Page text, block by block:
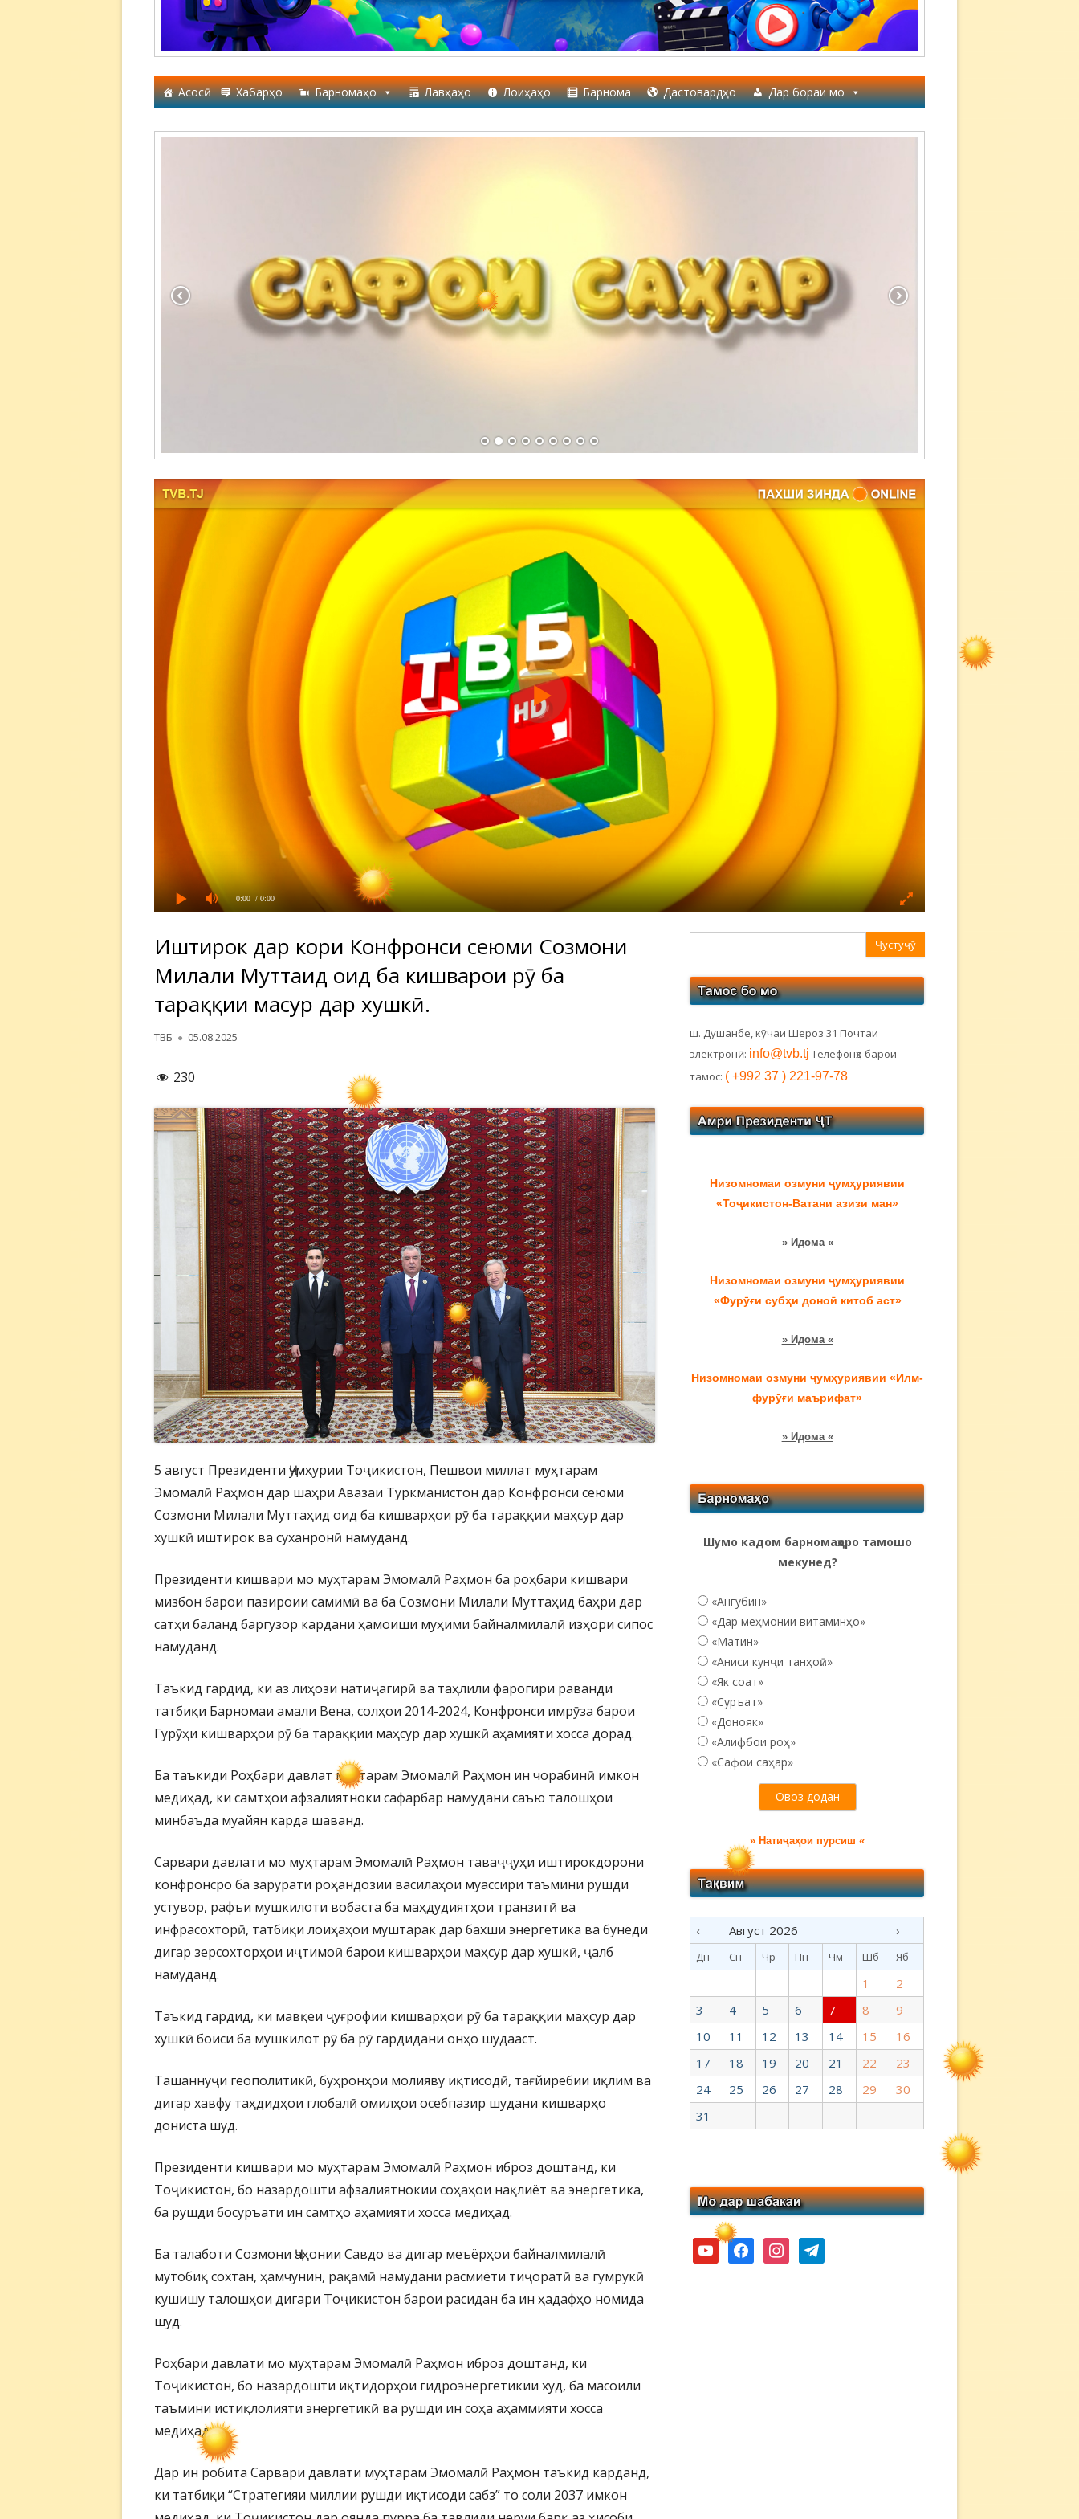
Асосӣ Хабарҳо Барномаҳо Лавҳаҳо Лоиҳаҳо Барнома Дастовардҳо Дар бораи мо
0:00 / 0:00
Иштирок дар кори Конфронси сеюми Созмони
Милали Муттаҳид оид ба кишварҳои рӯ ба
тараққии маҳсур дар хушкӣ.
Автор
ТВБ Опубликовано
05.08.2025
230
5 август Президенти Ҷумҳурии Тоҷикистон, Пешвои миллат муҳтарам
Эмомалӣ Раҳмон дар шаҳри Авазаи Туркманистон дар Конфронси сеюми
Созмони Милали Муттаҳид оид ба кишварҳои рӯ ба тараққии маҳсур дар
хушкӣ иштирок ва суханронӣ намуданд.
Президенти кишвари мо муҳтарам Эмомалӣ Раҳмон ба роҳбари кишвари
мизбон барои пазироии самимӣ ва ба Созмони Милали Муттаҳид баҳри дар
сатҳи баланд баргузор кардани ҳамоиши муҳими байналмилалӣ изҳори сипос
намуданд.
Таъкид гардид, ки аз лиҳози натиҷагирӣ ва таҳлили фарогири раванди
татбиқи Барномаи амали Вена, солҳои 2014-2024, Конфронси имрӯза барои
Гурӯҳи кишварҳои рӯ ба тараққии маҳсур дар хушкӣ аҳамияти хосса дорад.
Ба таъкиди Роҳбари давлат муҳтарам Эмомалӣ Раҳмон ин чорабинӣ имкон
медиҳад, ки самтҳои афзалиятноки сафарбар намудани саъю талошҳои
минбаъда муайян карда шаванд.
Сарвари давлати мо муҳтарам Эмомалӣ Раҳмон таваҷҷуҳи иштирокдорони
конфронсро ба зарурати роҳандозии василаҳои муассири таъмини рушди
устувор, рафъи мушкилоти вобаста ба маҳдудиятҳои транзитӣ ва
инфрасохторӣ, татбиқи лоиҳаҳои муштарак дар бахши энергетика ва бунёди
дигар зерсохторҳои иҷтимоӣ барои кишварҳои маҳсур дар хушкӣ, ҷалб
намуданд.
Таъкид гардид, ки мавқеи ҷуғрофии кишварҳои рӯ ба тараққии маҳсур дар
хушкӣ боиси ба мушкилот рӯ ба рӯ гардидани онҳо шудааст.
Ташаннуҷи геополитикӣ, буҳронҳои молияву иқтисодӣ, тағйирёбии иқлим ва
дигар хавфу таҳдидҳои глобалӣ омилҳои осебпазир шудани кишварҳо
дониста шуд.
Президенти кишвари мо муҳтарам Эмомалӣ Раҳмон иброз доштанд, ки
Тоҷикистон, бо назардошти афзалиятнокии соҳаҳои нақлиёт ва энергетика,
ба рушди босуръати ин самтҳо аҳамияти хосса медиҳад.
Ба талаботи Созмони Ҷаҳонии Савдо ва дигар меъёрҳои байналмилалӣ
мутобиқ сохтан, ҳамчунин, рақамӣ намудани расмиёти тиҷоратӣ ва гумрукӣ
кушишу талошҳои дигари Тоҷикистон барои расидан ба ин ҳадафҳо номида
шуд.
Роҳбари давлати мо муҳтарам Эмомалӣ Раҳмон иброз доштанд, ки
Тоҷикистон, бо назардошти иқтидорҳои гидроэнергетикии худ, ба масоили
таъмини истиқлолияти энергетикӣ ва рушди ин соҳа аҳаммияти хосса
медиҳад.
Дар ин робита Сарвари давлати муҳтарам Эмомалӣ Раҳмон таъкид карданд,
ки татбиқи “Стратегияи миллии рушди иқтисоди сабз” то соли 2037 имкон
боковая
ш. Душанбе, кӯчаи Шероз 31 Почтаи
электронӣ: info@tvb.tj Телефонҳо барои
тамос: ( +992 37 ) 221-97-78
Низомномаи озмуни ҷумҳуриявии
«Тоҷикистон-Ватани азизи ман»
» Идома «
Низомномаи озмуни ҷумҳуриявии
«Фурӯғи субҳи доноӣ китоб аст»
» Идома «
Низомномаи озмуни ҷумҳуриявии «Илм-
фурӯғи маърифат»
» Идома «
Шумо кадом барномаҳоро тамошо
мекунед?
«Ангубин»
«Дар меҳмонии витаминҳо»
«Матин»
«Аниси кунҷи танҳоӣ...»
«Як соат»
«Суръат»
«Донояк»
«Алифбои роҳ»
«Сафои саҳар»
» Натиҷаҳои пурсиш «
‹ Август 2026 ›
Дн Сн Чр Пн Чм Шб Яб
1
2
3
4 5 6 7 8
9
10
11 12 13 14 15
16
17
18 19 20 21 22
23
24
25 26 27 28 29
30
31
youtubefacebookinstagramtelegram